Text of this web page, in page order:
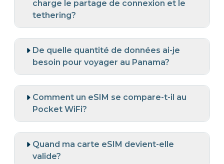
charge le partage de connexion et le
tethering?
De quelle quantité de données ai-je
besoin pour voyager au Panama?
Comment un eSIM se compare-t-il au
Pocket WiFi?
Quand ma carte eSIM devient-elle
valide?